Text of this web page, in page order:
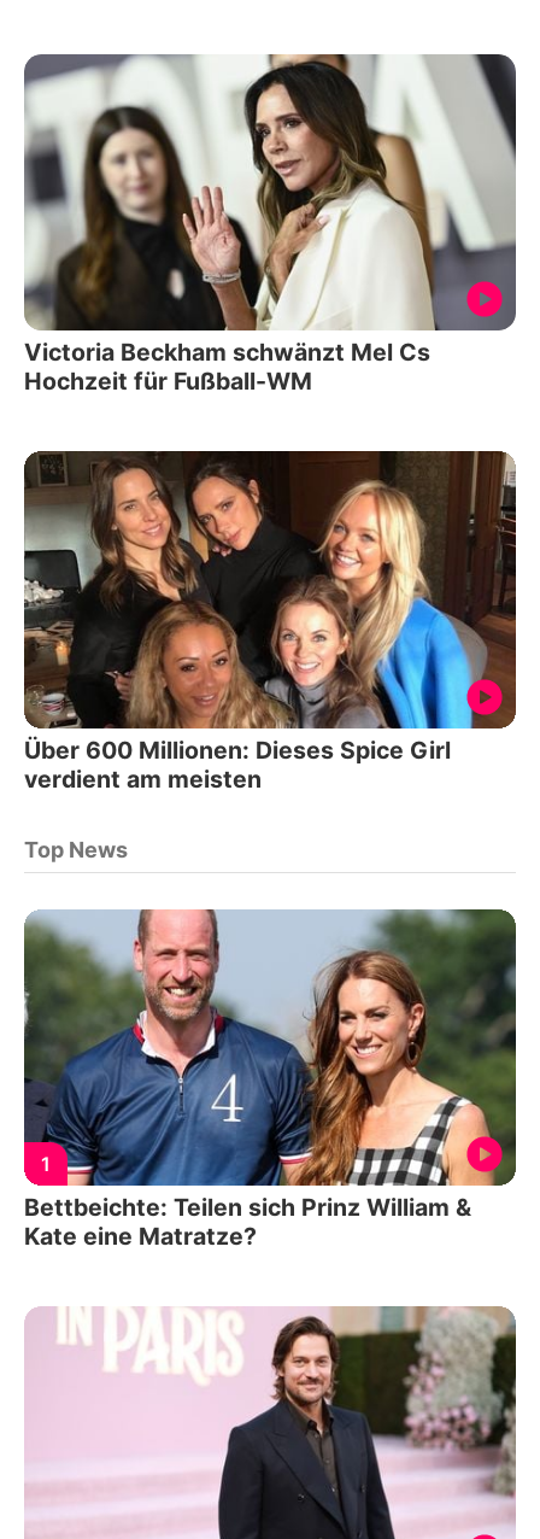
Victoria Beckham schwänzt Mel Cs
Hochzeit für Fußball-WM
Über 600 Millionen: Dieses Spice Girl
verdient am meisten
Top News
1
Bettbeichte: Teilen sich Prinz William &
Kate eine Matratze?